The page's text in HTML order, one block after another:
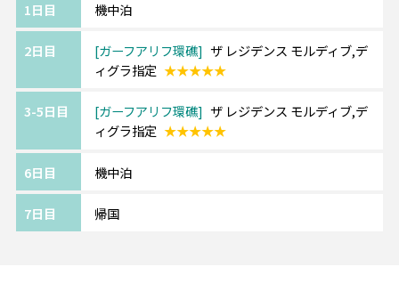
※日本深夜発の場合はリゾート全泊
1日目 機中泊
2日目 ガーフアリフ環礁
ザ レジデンス モルディブ,デ
ィグラ指定 ★★★★★
3-5日目 ガーフアリフ環礁
ザ レジデンス モルディブ,デ
ィグラ指定 ★★★★★
6日目 機中泊
7日目 帰国